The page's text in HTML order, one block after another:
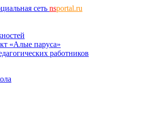
сеть nsportal.ru
«Алые паруса»
работников